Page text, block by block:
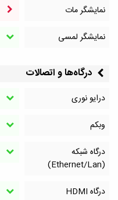
نمایشگر مات
نمایشگر لمسی
درگاه‌ها و اتصالات
درایو نوری
وبکم
درگاه شبکه
(Ethernet/Lan)
درگاه HDMI